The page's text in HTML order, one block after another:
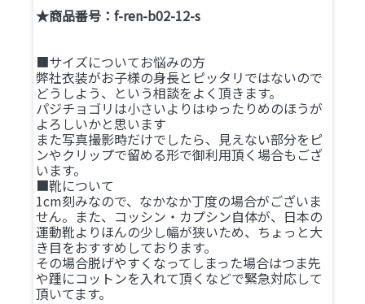
★商品番号：f-ren-b02-12-s
■サイズについてお悩みの方
弊社衣装がお子様の身長とピッタリではないので
どうしよう、という相談をよく頂きます。
パジチョゴリは小さいよりはゆったりめのほうが
よろしいかと思います
また写真撮影時だけでしたら、見えない部分をピ
ンやクリップで留める形で御利用頂く場合もござ
います。
■靴について
1cm刻みなので、なかなか丁度の場合がございま
せん。また、コッシン・カプシン自体が、日本の
運動靴よりほんの少し幅が狭いため、ちょっと大
き目をおすすめしております。
その場合脱げやすくなってしまった場合はつま先
や踵にコットンを入れて頂くなどで緊急対応して
頂いてます。